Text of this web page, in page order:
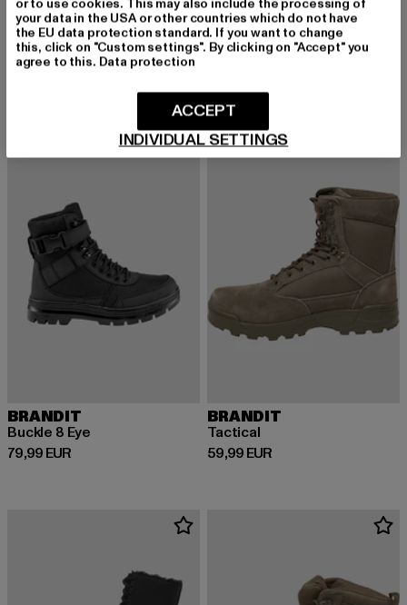
BRANDIT
Knobelbecher Boots
79,99 EUR
Derzeitiger Preis: 79,99 EUR
BRANDIT
BRANDIT
Buckle 8 Eye
79,99 EUR
Derzeitiger Preis: 79,99 EUR
BRANDIT
Tactical
59,99 EUR
Derzeitiger Preis: 59,99 EUR
or to use cookies. This may also include the processing of
your data in the USA or other countries which do not have
the EU data protection standard. If you want to change
this, click on "Custom settings". By clicking on "Accept" you
agree to this. Data protection
INDIVIDUAL SETTINGS
ACCEPT